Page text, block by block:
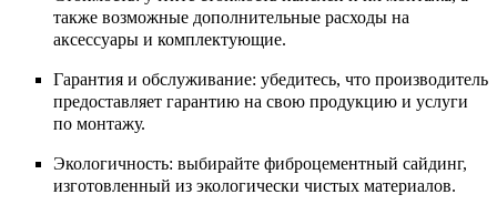
также возможные дополнительные расходы на
аксессуары и комплектующие.
Гарантия и обслуживание: убедитесь, что производитель
предоставляет гарантию на свою продукцию и услуги
по монтажу.
Экологичность: выбирайте фиброцементный сайдинг,
изготовленный из экологически чистых материалов.